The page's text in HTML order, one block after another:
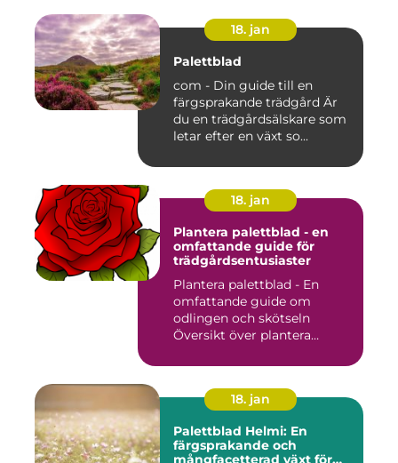
18. jan
Palettblad
com - Din guide till en
färgsprakande trädgård Är
du en trädgårdsälskare som
letar efter en växt so...
18. jan
Plantera palettblad - en
omfattande guide för
trädgårdsentusiaster
Plantera palettblad - En
omfattande guide om
odlingen och skötseln
Översikt över plantera
18. jan
Palettblad Helmi: En
färgsprakande och
mångfacetterad växt för